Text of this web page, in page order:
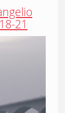
21